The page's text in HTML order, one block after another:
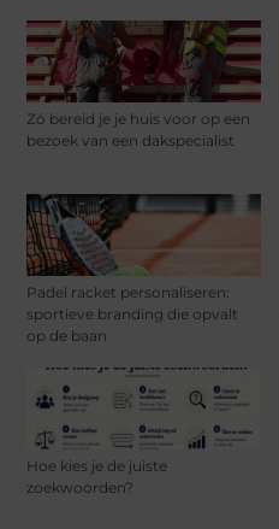
Zó bereid je je huis voor op een
bezoek van een dakspecialist
Padel racket personaliseren:
sportieve branding die opvalt
op de baan
Hoe kies je de juiste
zoekwoorden?